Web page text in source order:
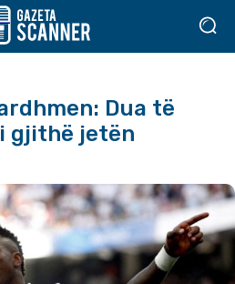
Dua të
gjithë jetën